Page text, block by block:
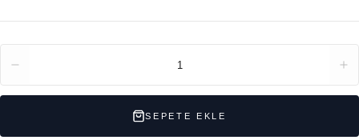
1
SEPETE EKLE